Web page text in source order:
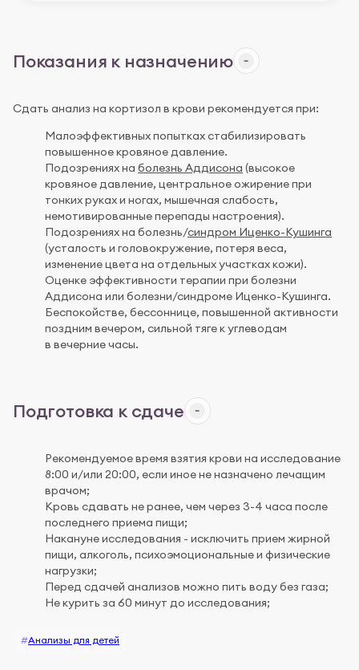
Показания к назначению
Сдать анализ на кортизол в крови рекомендуется при:
Малоэффективных попытках стабилизировать
повышенное кровяное давление.
Подозрениях на болезнь Аддисона (высокое
кровяное давление, центральное ожирение при
тонких руках и ногах, мышечная слабость,
немотивированные перепады настроения).
Подозрениях на болезнь/синдром Иценко-Кушинга
(усталость и головокружение, потеря веса,
изменение цвета на отдельных участках кожи).
Оценке эффективности терапии при болезни
Аддисона или болезни/синдроме Иценко-Кушинга.
Беспокойстве, бессоннице, повышенной активности
поздним вечером, сильной тяге к углеводам
в вечерние часы.
Подготовка к сдаче
Рекомендуемое время взятия крови на исследование
8:00 и/или 20:00, если иное не назначено лечащим
врачом;
Кровь сдавать не ранее, чем через 3-4 часа после
последнего приема пищи;
Накануне исследования - исключить прием жирной
пищи, алкоголь, психоэмоциональные и физические
нагрузки;
Перед сдачей анализов можно пить воду без газа;
Не курить за 60 минут до исследования;
#Анализы для детей